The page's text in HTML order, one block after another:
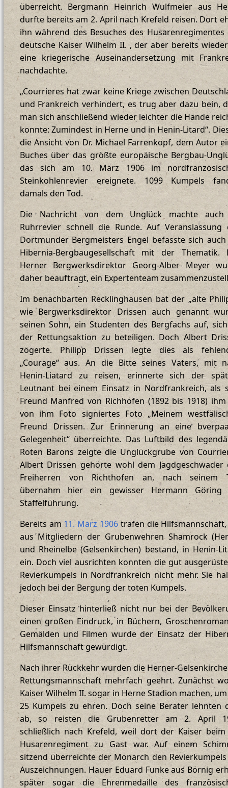
überreicht. Bergmann Heinrich Wulfmeier aus
durfte bereits am 2. April nach Krefeld reisen. Dort
ihn während des Besuches des Husarenregimentes
deutsche Kaiser Wilhelm II. , der aber bereits
eine kriegerische Auseinandersetzung mit
nachdachte.
„Courrieres hat zwar keine Kriege zwischen
und Frankreich verhindert, es trug aber dazu bein,
man sich anschließend wieder leichter die Hände
konnte: Zumindest in Herne und in Henin-Litard“.
die Ansicht von Dr. Michael Farrenkopf, dem Autor
Buches über das größte europäische Bergbau-
das sich am 10. März 1906 im
Steinkohlenrevier ereignete. 1099 Kumpels
damals den Tod.
Die Nachricht von dem Unglück machte
Ruhrrevier schnell die Runde. Auf Veranslassung
Dortmunder Bergmeisters Engel befasste sich
Hibernia-Bergbaugesellschaft mit der Thematik.
Herner Bergwerksdirektor Georg-Alber Meyer
daher beauftragt, ein Expertenteam
Im benachbarten Recklinghausen bat der „alte
wie Bergwerksdirektor Drissen auch genannt
seinen Sohn, ein Studenten des Bergfachs auf,
der Rettungsaktion zu beteiligen. Doch Albert
zögerte. Philipp Drissen legte dies als
„Courage“ aus. An die Bitte seines Vaters, mit
Henin-Liatard zu reisen, erinnerte sich der
Leutnant bei einem Einsatz in Nordfrankreich, als
Freund Manfred von Richhofen (1892 bis 1918)
von ihm Foto signiertes Foto „Meinem
Freund Drissen. Zur Erinnerung an eine
Gelegenheit“ überreichte. Das Luftbild des
Roten Barons zeigte die Unglückgrube von
Albert Drissen gehörte wohl dem Jagdgeschwader
Freiherren von Richthofen an, nach seinem
übernahm hier ein gewisser Hermann Göring
Staffelführung.
Bereits am 11. März 1906 trafen die
aus Mitgliedern der Grubenwehren Shamrock
und Rheinelbe (Gelsenkirchen) bestand, in Henin-
ein. Doch viel ausrichten konnten die gut
Revierkumpels in Nordfrankreich nicht mehr. Sie
jedoch bei der Bergung der toten Kumpels.
Dieser Einsatz hinterließ nicht nur bei der
einen großen Eindruck, in Büchern,
Gemälden und Filmen wurde der Einsatz der
Hilfsmannschaft gewürdigt.
Nach ihrer Rückkehr wurden die Herner-
Rettungsmannschaft mehrfach geehrt. Zunächst
Kaiser Wilhelm II. sogar in Herne Stadion machen,
25 Kumpels zu ehren. Doch seine Berater lehnten
ab, so reisten die Grubenretter am 2. April
schließlich nach Krefeld, weil dort der Kaiser beim
Husarenregiment zu Gast war. Auf einem
sitzend überreichte der Monarch den
Auszeichnungen. Hauer Eduard Funke aus Börnig
später sogar die Ehrenmedaille des